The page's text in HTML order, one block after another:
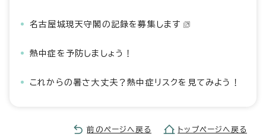
名古屋城現天守閣の記録を募集します
熱中症を予防しましょう！
これからの暑さ大丈夫？熱中症リスクを見てみよう！
前のページへ戻る トップページへ戻る